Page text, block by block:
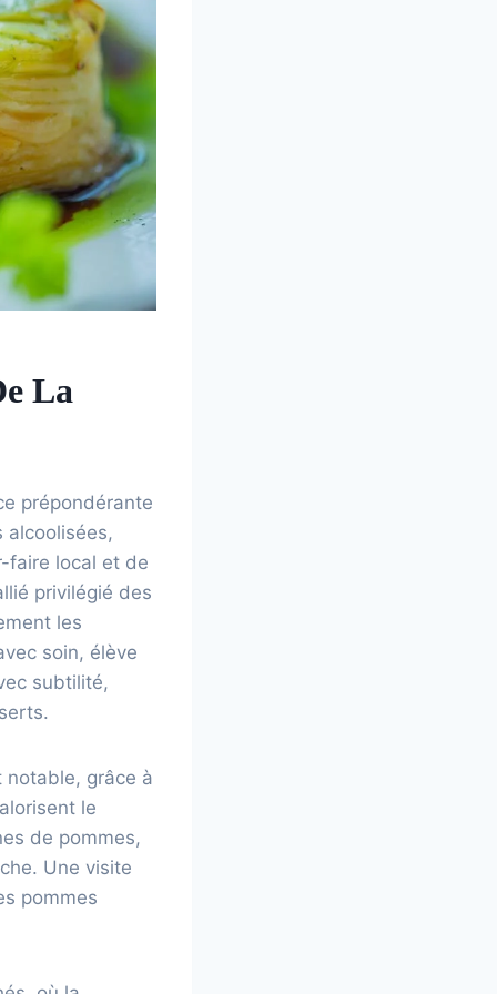
La
prépondérante
alcoolisées,
faire local et de
privilégié des
les
soin, élève
subtilité,
notable, grâce à
le
de pommes,
Une visite
pommes